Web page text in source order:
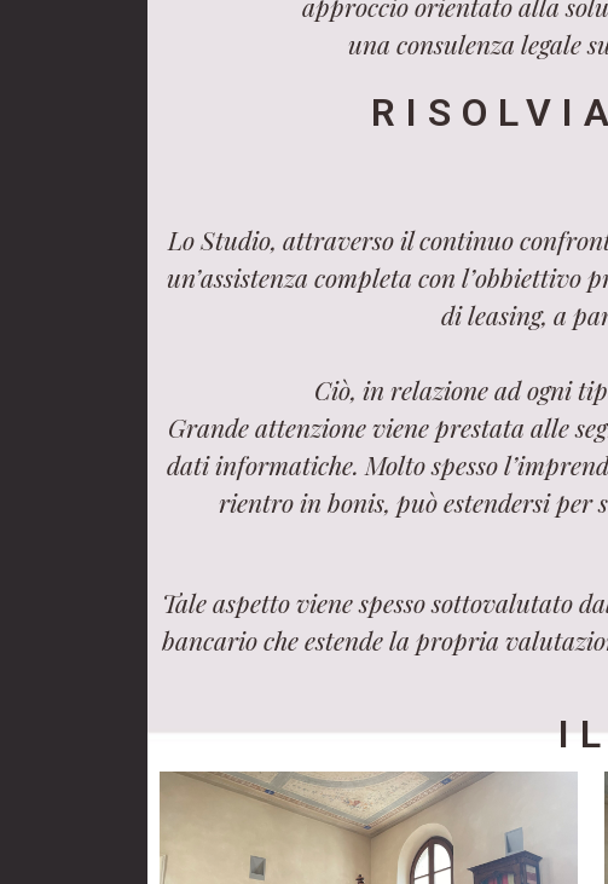
una consulenza legale
Lo Studio, attraverso il continuo
un’assistenza completa con
di leasing, a
Ciò, in relazione ad ogni
Grande attenzione viene prestata alle
dati informatiche. Molto spesso
rientro in bonis, può estendersi per
Tale aspetto viene spesso sottovalutato
bancario che estende la propria